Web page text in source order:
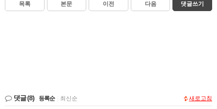
목록 본문 이전 다음 댓글쓰기
댓글(8) 등록순 최신순 새로고침